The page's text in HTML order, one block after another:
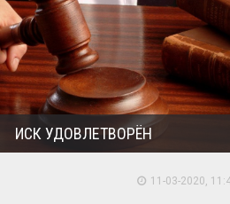
ИСК УДОВЛЕТВОРЁН
11-03-2020,